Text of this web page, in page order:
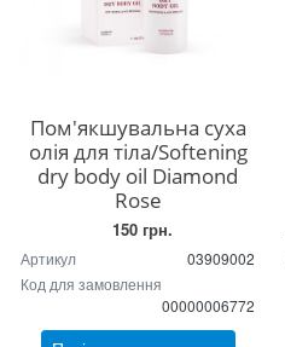
Пом'якшувальна суха
олія для тіла/Softening
dry body oil Diamond
Rose
150 грн.
Артикул
03909002
Код для замовлення
00000006772